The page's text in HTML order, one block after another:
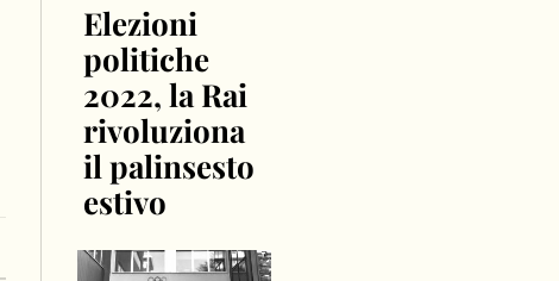
Elezioni
politiche
2022, la Rai
rivoluziona
il palinsesto
estivo